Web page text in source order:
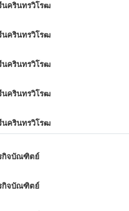
นครินทรวิโรฒ
นครินทรวิโรฒ
นครินทรวิโรฒ
นครินทรวิโรฒ
นครินทรวิโรฒ
กิจบัณฑิตย์
กิจบัณฑิตย์